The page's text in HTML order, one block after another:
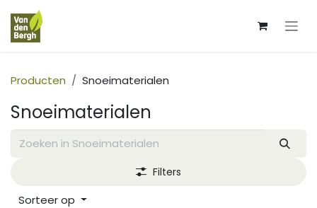
Overslaan naar inhoud
Producten Snoeimaterialen
Snoeimaterialen
Sorteer op
Filters